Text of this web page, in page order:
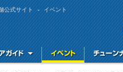
公式サイト - イベント